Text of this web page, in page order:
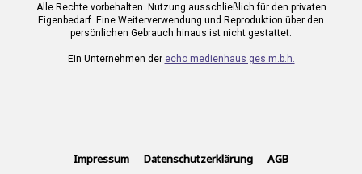
Alle Rechte vorbehalten. Nutzung ausschließlich für den privaten
Eigenbedarf. Eine Weiterverwendung und Reproduktion über den
persönlichen Gebrauch hinaus ist nicht gestattet.
Ein Unternehmen der echo medienhaus ges.m.b.h.
Impressum Datenschutzerklärung AGB